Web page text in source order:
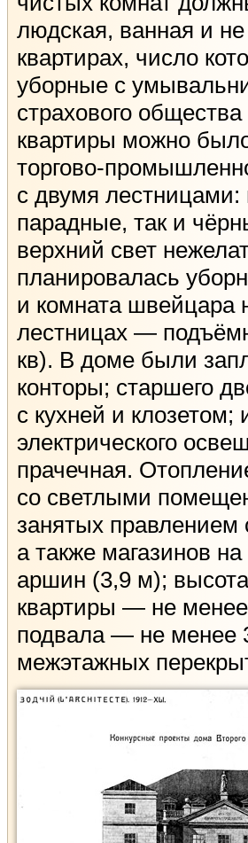
людская, ванная и
квартирах, число
уборные с
страхового
квартиры можно
торгово-
с двумя
парадные, так и
верхний свет
планировалась
и комната швейцара
лестницах —
кв). В доме были
конторы; старшего
с кухней и
электрического
прачечная.
со светлыми
занятых правлением
а также магазинов
аршин (3,9 м);
квартиры — не
подвала — не менее
межэтажных